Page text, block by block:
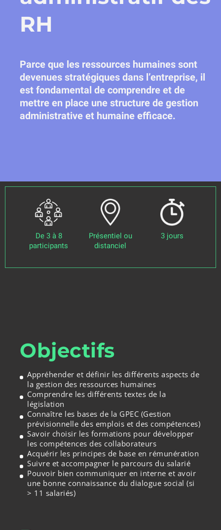
RH
Parce que les ressources humaines sont
devenues stratégiques dans l’entreprise, il
est fondamental de comprendre et de
mettre en place une structure de gestion
administrative et humaine efficace.
De 3 à 8
participants
Présentiel ou
distanciel
3 jours
Objectifs
Appréhender et définir les différents aspects de
la gestion des ressources humaines
Comprendre les différents textes de la
législation
Connaître les bases de la GPEC (Gestion
prévisionnelle des emplois et des compétences)
Savoir choisir les formations pour développer
les compétences des collaborateurs
Acquérir les principes de base en rémunération
Suivre et accompagner le parcours du salarié
Pouvoir bien communiquer en interne et avoir
une bonne connaissance du dialogue social (si
> 11 salariés)